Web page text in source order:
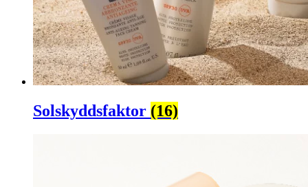
Solskyddsfaktor (16)